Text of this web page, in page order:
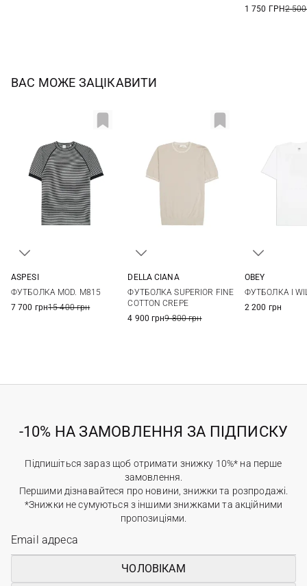
1 750 ГРН2
ВАС МОЖЕ ЗАЦІКАВИТИ
ASPESI
ФУТБОЛКА MOD. M815
7 700 грн15 400 грн
58
60
DELLA CIANA
ФУТБОЛКА SUPERIOR FINE
COTTON CREPE
4 900 грн9 800 грн
OBEY
ФУТБОЛКА I
2 200 грн
-10% НА ЗАМОВЛЕННЯ ЗА ПІДПИСКУ
Підпишіться зараз щоб отримати знижку 10%* на перше
замовлення.
Першими дізнавайтеся про новини, знижки та розпродажі.
*Знижки не сумуються з іншими знижками та акційними
пропозиціями.
ЧОЛОВІКАМ